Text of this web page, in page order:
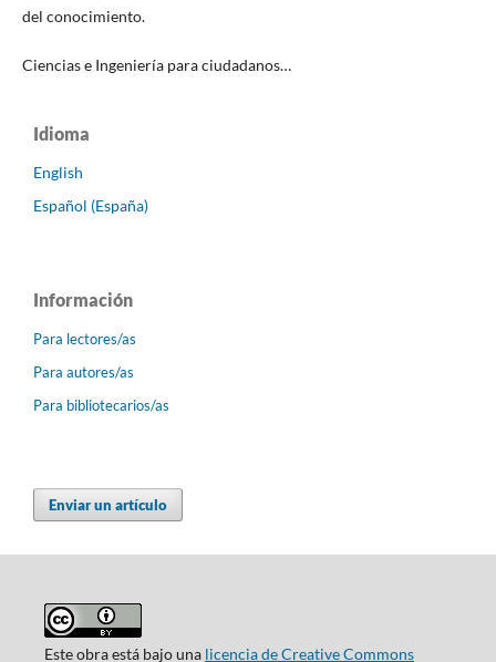
del conocimiento.
Ciencias e Ingeniería para ciudadanos…
Idioma
English
Español (España)
Información
Para lectores/as
Para autores/as
Para bibliotecarios/as
Enviar un artículo
Este obra está bajo una licencia de Creative Commons